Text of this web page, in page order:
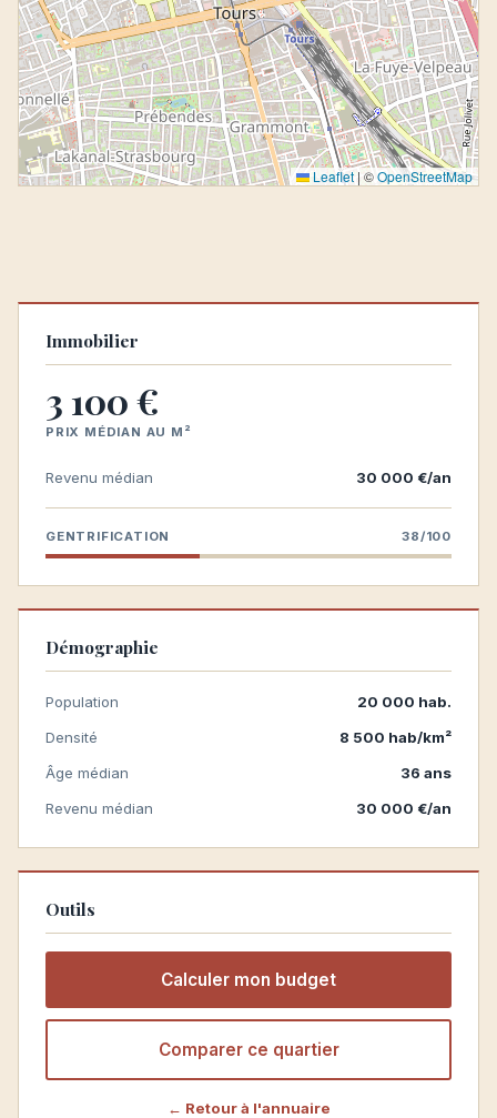
Leaflet | ©OpenStreetMap
Immobilier
3 100 €
PRIX MÉDIAN AU M²
Revenu médian 30 000 €/an
GENTRIFICATION 38/100
Démographie
Population
20 000 hab.
Densité
8 500 hab/km²
Âge médian
36 ans
Revenu médian
30 000 €/an
Outils
Calculer mon budget
Comparer ce quartier
← Retour à l'annuaire